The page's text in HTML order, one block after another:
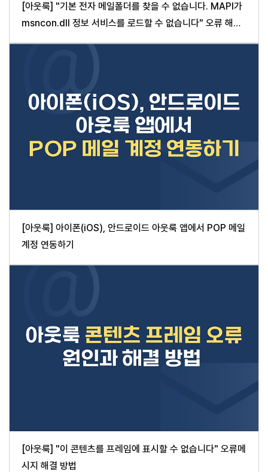
[아웃룩] "기본 전자 메일폴더를 찾을 수 없습니다. MAPI가
msncon.dll 정보 서비스를 로드할 수 없습니다" 오류 해결
방법
[아웃룩] 아이폰(iOS), 안드로이드 아웃룩 앱에서 POP 메일
계정 연동하기
[아웃룩] "이 콘텐츠를 프레임에 표시할 수 없습니다" 오류메
시지 해결 방법